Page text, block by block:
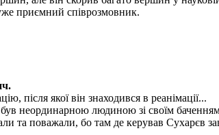
приємний співрозмовник.
після якої він знаходився в реанімації...
неординарною людиною зі своїм
та поважали, бо там де керував Сухарєв